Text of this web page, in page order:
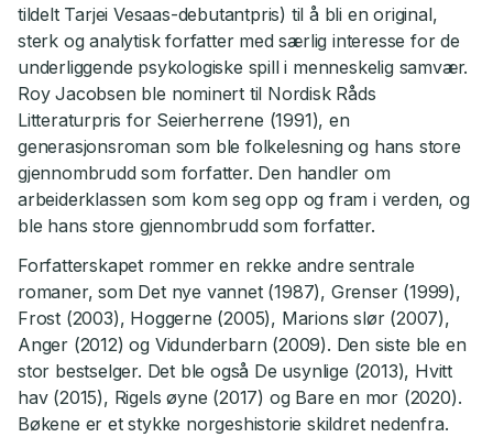
tildelt Tarjei Vesaas-debutantpris) til å bli en original,
sterk og analytisk forfatter med særlig interesse for de
underliggende psykologiske spill i menneskelig samvær.
Roy Jacobsen ble nominert til Nordisk Råds
Litteraturpris for Seierherrene (1991), en
generasjonsroman som ble folkelesning og hans store
gjennombrudd som forfatter. Den handler om
arbeiderklassen som kom seg opp og fram i verden, og
ble hans store gjennombrudd som forfatter.
Forfatterskapet rommer en rekke andre sentrale
romaner, som Det nye vannet (1987), Grenser (1999),
Frost (2003), Hoggerne (2005), Marions slør (2007),
Anger (2012) og Vidunderbarn (2009). Den siste ble en
stor bestselger. Det ble også De usynlige (2013), Hvitt
hav (2015), Rigels øyne (2017) og Bare en mor (2020).
Bøkene er et stykke norgeshistorie skildret nedenfra.